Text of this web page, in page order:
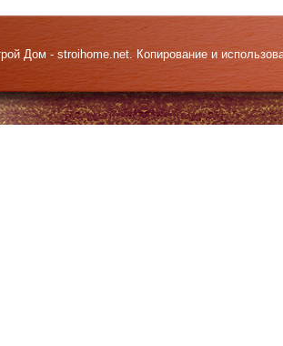
Дом - stroihome.net. Копирование и